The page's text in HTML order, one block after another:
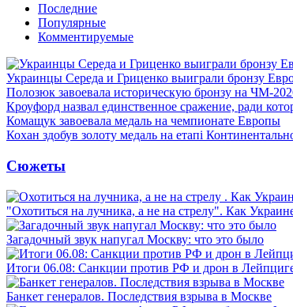
Последние
Популярные
Комментируемые
Украинцы Середа и Гриценко выиграли бронзу
Полозюк завоевала историческую бронзу на ЧМ-
Кроуфорд назвал единственное сражение, ради
Комащук завоевала медаль на чемпионате Европы
Кохан здобув золоту медаль на етапі
Сюжеты
"Охотиться на лучника, а не на стрелу". Как
Загадочный звук напугал Москву: что это было
Итоги 06.08: Санкции против РФ и дрон в
Банкет генералов. Последствия взрыва в Москве